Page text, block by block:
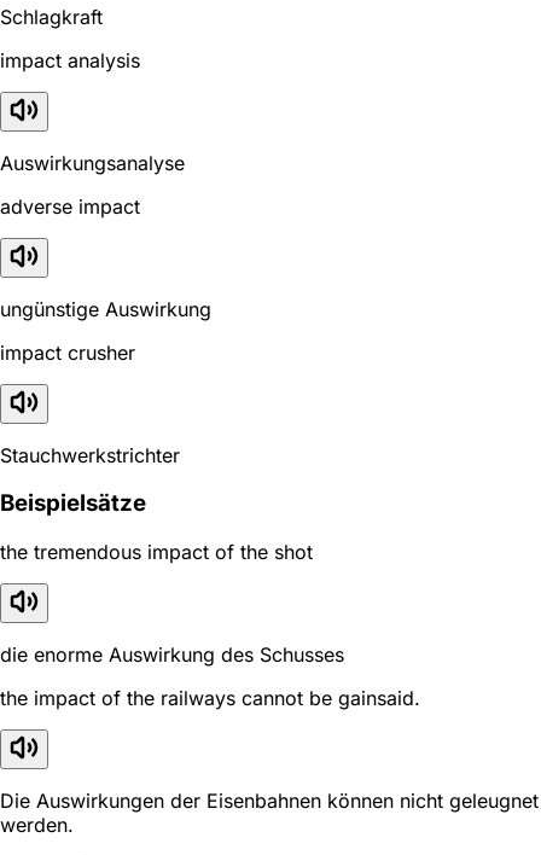
Schlagkraft
impact analysis
Auswirkungsanalyse
adverse impact
ungünstige Auswirkung
impact crusher
Stauchwerkstrichter
Beispielsätze
the tremendous impact of the shot
die enorme Auswirkung des Schusses
the impact of the railways cannot be gainsaid.
Die Auswirkungen der Eisenbahnen können nicht geleugnet
werden.